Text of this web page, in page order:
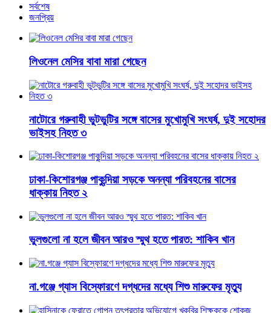
সর্বশেষ
জনপ্রিয়
লিওনেল মেসির বাবা মারা গেছেন
নাটোরে গরুবাহী ভুটভুটির সঙ্গে বাসের মুখোমুখি সংঘর্ষ, দুই সহোদর
ভাইসহ নিহত ৩
ঢাকা-কিশোরগঞ্জ পাকুন্দিয়া সড়কে অনন্যা পরিবহনের বাসের
ধাক্কায় নিহত ২
ভুলগুলো না হলে জীবন আরও স্মুথ হতে পারত: শাকিব খান
না.গঞ্জে গ্যাস বিস্ফোরণে দগ্ধদের মধ্যে শিশু মারুফের মৃত্যু